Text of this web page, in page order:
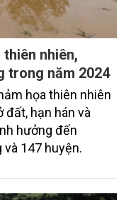
nhiên,
trong năm 2024
họa thiên nhiên
đất, hạn hán và
hưởng đến
và 147 huyện.